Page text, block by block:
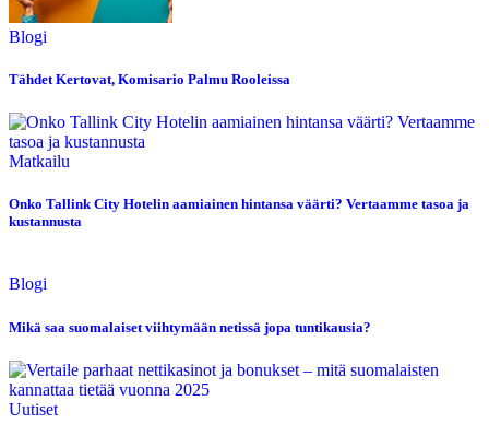
Blogi
Tähdet Kertovat, Komisario Palmu Rooleissa
Matkailu
Onko Tallink City Hotelin aamiainen hintansa väärti? Vertaamme tasoa ja
kustannusta
Blogi
Mikä saa suomalaiset viihtymään netissä jopa tuntikausia?
Uutiset